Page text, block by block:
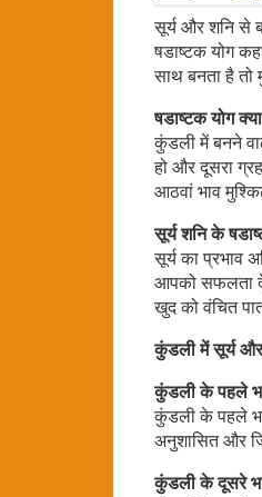
सूर्य और शनि से
षडाष्टक योग
साथ बनता है तो
षडाष्टक योग
कुंडली में बनने
हो और दूसरा
आठवां भाव
सूर्य शनि के
सूर्य का प्रभाव
आपको सफलता
खुद को वंचित
कुंडली में सूर्य
कुंडली के पहले
कुंडली के पहले
अनुशासित और
कुंडली के दूसरे